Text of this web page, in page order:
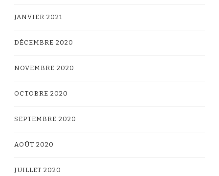
JANVIER 2021
DÉCEMBRE 2020
NOVEMBRE 2020
OCTOBRE 2020
SEPTEMBRE 2020
AOÛT 2020
JUILLET 2020